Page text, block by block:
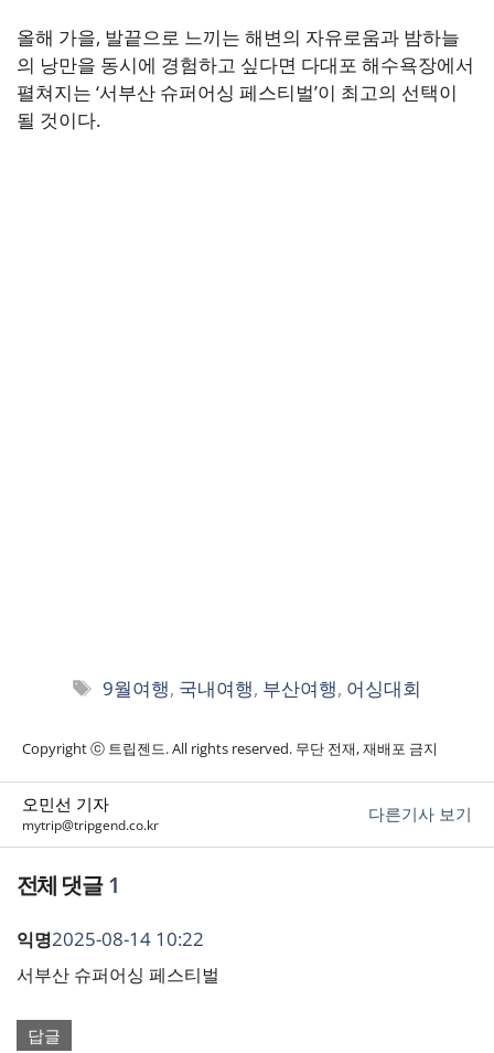
올해 가을, 발끝으로 느끼는 해변의 자유로움과 밤하늘
의 낭만을 동시에 경험하고 싶다면 다대포 해수욕장에서
펼쳐지는 ‘서부산 슈퍼어싱 페스티벌’이 최고의 선택이
될 것이다.
태
9월여행, 국내여행, 부산여행, 어싱대회
Copyright ⓒ 트립젠드. All rights reserved. 무단 전재, 재배포 금지
오민선 기자
mytrip@tripgend.co.kr
다른기사 보기
1
익명2025-08-14 10:22
서부산 슈퍼어싱 페스티벌
답글